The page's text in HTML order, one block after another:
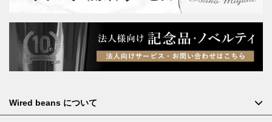
Wired beans について